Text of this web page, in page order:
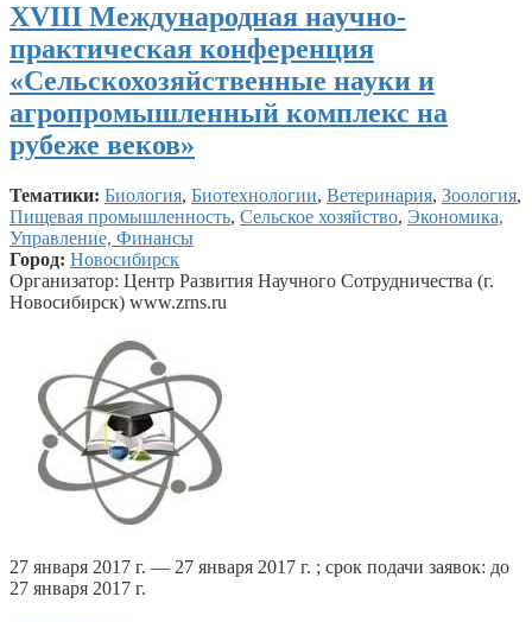
XVIII Международная научно-
практическая конференция
«Сельскохозяйственные науки и
агропромышленный комплекс на
рубеже веков»
Тематики: Биология, Биотехнологии, Ветеринария, Зоология,
Пищевая промышленность, Сельское хозяйство, Экономика,
Управление, Финансы
Город: Новосибирск
Организатор: Центр Развития Научного Сотрудничества (г.
Новосибирск) www.zrns.ru
27 января 2017 г. — 27 января 2017 г. ; срок подачи заявок: до
27 января 2017 г.